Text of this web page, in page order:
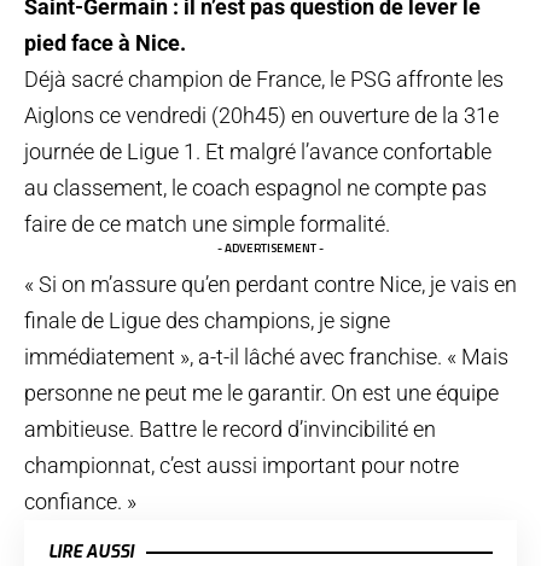
Saint-Germain : il n’est pas question de lever le
pied face à Nice.
Déjà sacré champion de France, le PSG affronte les
Aiglons ce vendredi (20h45) en ouverture de la 31e
journée de Ligue 1. Et malgré l’avance confortable
au classement, le coach espagnol ne compte pas
faire de ce match une simple formalité.
- ADVERTISEMENT -
« Si on m’assure qu’en perdant contre Nice, je vais en
finale de Ligue des champions, je signe
immédiatement », a-t-il lâché avec franchise. « Mais
personne ne peut me le garantir. On est une équipe
ambitieuse. Battre le record d’invincibilité en
championnat, c’est aussi important pour notre
confiance. »
LIRE AUSSI